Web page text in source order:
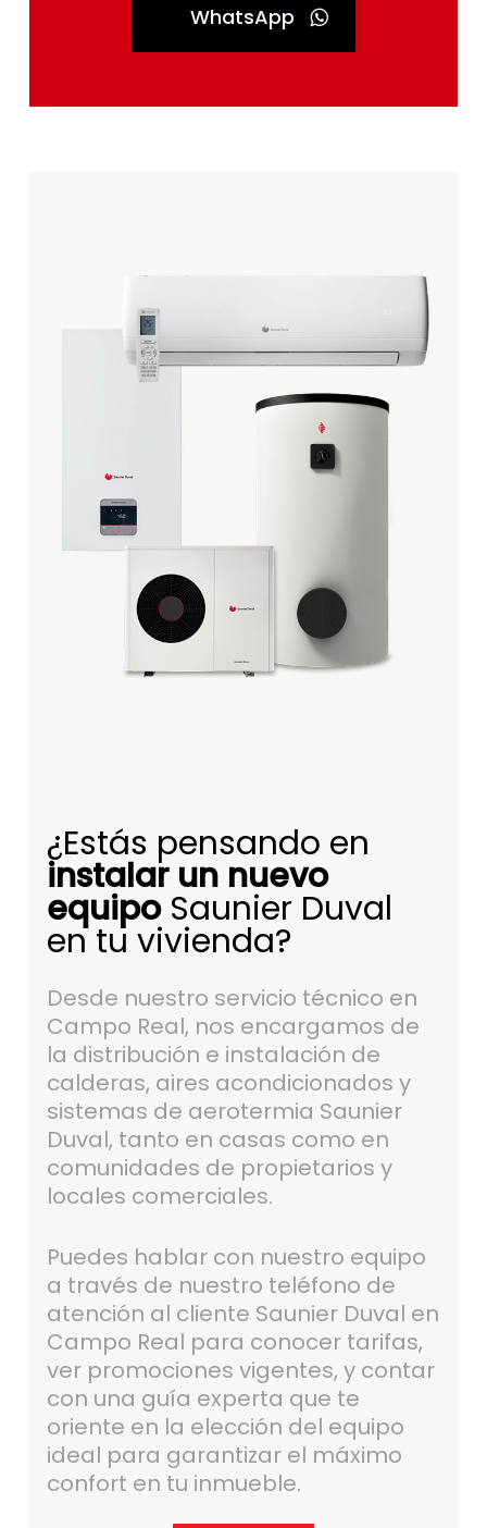
WhatsApp
¿Estás pensando en
instalar un nuevo
equipoSaunier Duval
en tu vivienda?
Desde nuestro servicio técnico en
Campo Real, nos encargamos de
la distribución e instalación de
calderas, aires acondicionados y
sistemas de aerotermia Saunier
Duval, tanto en casas como en
comunidades de propietarios y
locales comerciales.
Puedes hablar con nuestro equipo
a través de nuestro teléfono de
atención al cliente Saunier Duval en
Campo Real para conocer tarifas,
ver promociones vigentes, y contar
con una guía experta que te
oriente en la elección del equipo
ideal para garantizar el máximo
confort en tu inmueble.